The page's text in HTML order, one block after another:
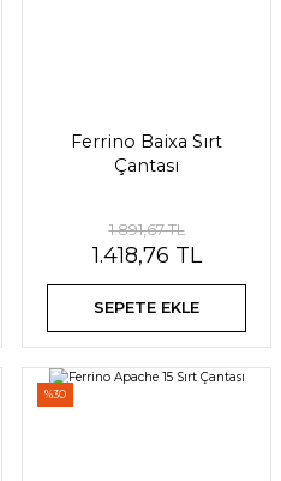
Ferrino Baixa Sırt
Çantası
1.891,67 TL
1.418,76 TL
SEPETE EKLE
%30